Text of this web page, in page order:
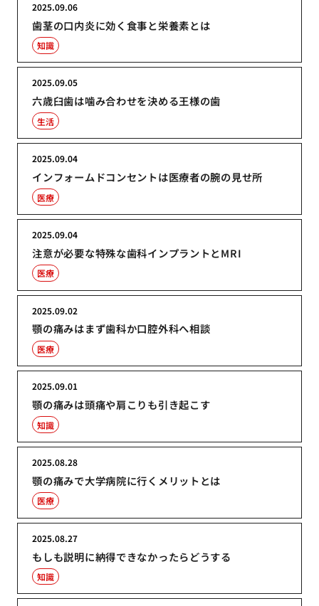
歯茎の口内炎に効く食事と栄養素とは
2025.09.06
知識
六歳臼歯は噛み合わせを決める王様の歯
2025.09.05
生活
インフォームドコンセントは医療者の腕の見せ所
2025.09.04
医療
注意が必要な特殊な歯科インプラントとMRI
2025.09.04
医療
顎の痛みはまず歯科か口腔外科へ相談
2025.09.02
医療
顎の痛みは頭痛や肩こりも引き起こす
2025.09.01
知識
顎の痛みで大学病院に行くメリットとは
2025.08.28
医療
もしも説明に納得できなかったらどうする
2025.08.27
知識